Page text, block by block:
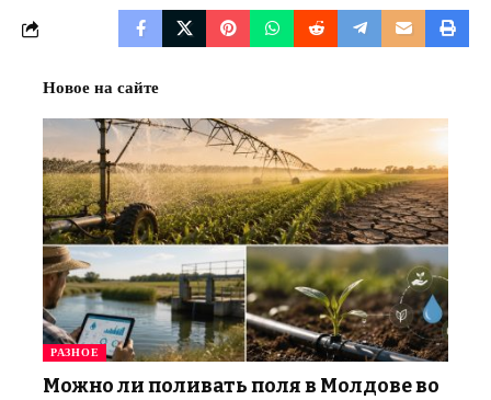
Новое на сайте
РАЗНОЕ
Можно ли поливать поля в Молдове во